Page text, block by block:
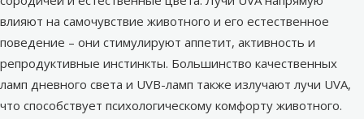
влияют на самочувствие животного и его естественное
поведение – они стимулируют аппетит, активность и
репродуктивные инстинкты. Большинство качественных
ламп дневного света и UVB-ламп также излучают лучи UVA,
что способствует психологическому комфорту животного.